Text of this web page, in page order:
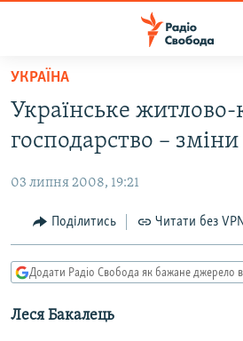
Перейти
основного
матеріалу
до
навігації
Перейти
до
ВСЕ ЗА ДОБУ
ПОЛІТИКА
ЕКОНОМІКА
КУЛЬТУРА
СПОРТ
ВІЙНА
РОСІЙСЬКА «ФІЛЬТРАЦІЯ»
КРИМ.РЕАЛІЇ
ТИ ЯК?
УКРАЇНА
Українське
господарство –
03 липня 2008, 19:21
Поділитись Читати без VPN
Додати Радіо Свобода як бажане джерело
Леся Бакалець